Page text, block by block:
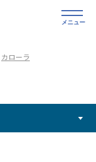
メニュー
カローラ